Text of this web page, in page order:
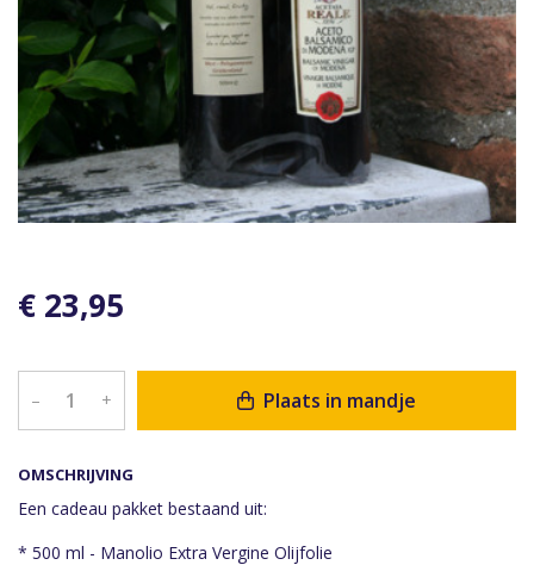
OMSCHRIJVING
Een cadeau pakket bestaand uit:
* 500 ml - Manolio Extra Vergine Olijfolie
€ 23,95
– + Plaats in mandje